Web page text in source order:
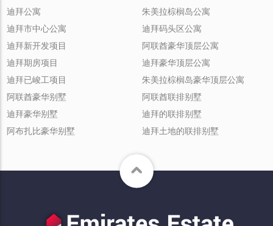
迪拜公寓
迪拜市中心公寓
朱美拉棕榈岛公寓
迪拜码头区公寓
迪拜新开发项目
迪拜期房项目
迪拜已峻工项目
阿联酋豪华顶层公寓
迪拜豪华顶层公寓
朱美拉棕榈岛豪华顶层公寓
阿联酋豪华别墅
迪拜豪华别墅
阿布扎比豪华别墅
阿联酋联排别墅
迪拜的联排别墅
迪拜土地的联排别墅